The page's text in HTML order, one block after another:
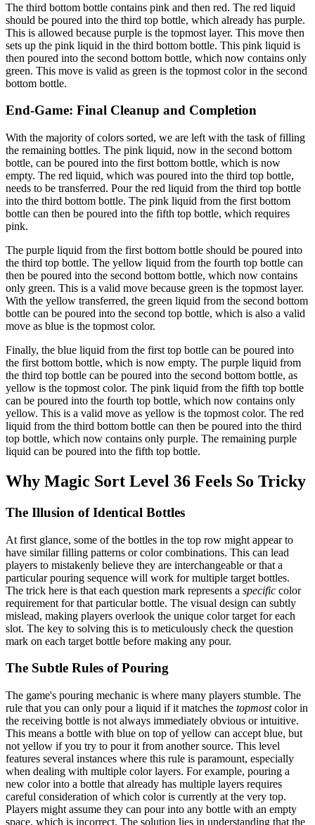
The third bottom bottle contains pink and then red. The red liquid
should be poured into the third top bottle, which already has purple.
This is allowed because purple is the topmost layer. This move then
sets up the pink liquid in the third bottom bottle. This pink liquid is
then poured into the second bottom bottle, which now contains only
green. This move is valid as green is the topmost color in the second
bottom bottle.
End-Game: Final Cleanup and Completion
With the majority of colors sorted, we are left with the task of filling
the remaining bottles. The pink liquid, now in the second bottom
bottle, can be poured into the first bottom bottle, which is now
empty. The red liquid, which was poured into the third top bottle,
needs to be transferred. Pour the red liquid from the third top bottle
into the third bottom bottle. The pink liquid from the first bottom
bottle can then be poured into the fifth top bottle, which requires
pink.
The purple liquid from the first bottom bottle should be poured into
the third top bottle. The yellow liquid from the fourth top bottle can
then be poured into the second bottom bottle, which now contains
only green. This is a valid move because green is the topmost layer.
With the yellow transferred, the green liquid from the second bottom
bottle can be poured into the second top bottle, which is also a valid
move as blue is the topmost color.
Finally, the blue liquid from the first top bottle can be poured into
the first bottom bottle, which is now empty. The purple liquid from
the third top bottle can be poured into the second bottom bottle, as
yellow is the topmost color. The pink liquid from the fifth top bottle
can be poured into the fourth top bottle, which now contains only
yellow. This is a valid move as yellow is the topmost color. The red
liquid from the third bottom bottle can then be poured into the third
top bottle, which now contains only purple. The remaining purple
liquid can be poured into the fifth top bottle.
Why Magic Sort Level 36 Feels So Tricky
The Illusion of Identical Bottles
At first glance, some of the bottles in the top row might appear to
have similar filling patterns or color combinations. This can lead
players to mistakenly believe they are interchangeable or that a
particular pouring sequence will work for multiple target bottles.
The trick here is that each question mark represents a specific color
requirement for that particular bottle. The visual design can subtly
mislead, making players overlook the unique color target for each
slot. The key to solving this is to meticulously check the question
mark on each target bottle before making any pour.
The Subtle Rules of Pouring
The game's pouring mechanic is where many players stumble. The
rule that you can only pour a liquid if it matches the topmostcolor in
the receiving bottle is not always immediately obvious or intuitive.
This means a bottle with blue on top of yellow can accept blue, but
not yellow if you try to pour it from another source. This level
features several instances where this rule is paramount, especially
when dealing with multiple color layers. For example, pouring a
new color into a bottle that already has multiple layers requires
careful consideration of which color is currently at the very top.
Players might assume they can pour into any bottle with an empty
space, which is incorrect. The solution lies in understanding that the